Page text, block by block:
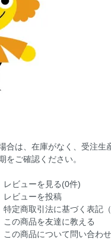
は、在庫がなく、受注生
ご確認ください。
レビューを見る(0件)
レビューを投稿
特定商取引法に基づく表記（
この商品を友達に教える
この商品について問い合わ